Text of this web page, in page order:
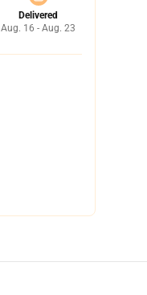
Delivered
Aug. 16 - Aug. 23